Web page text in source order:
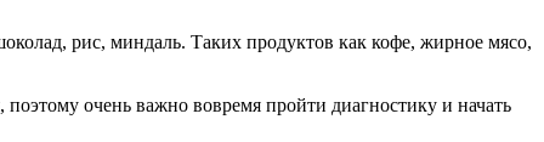
рис, миндаль. Таких продуктов как кофе, жирное мясо,
очень важно вовремя пройти диагностику и начать